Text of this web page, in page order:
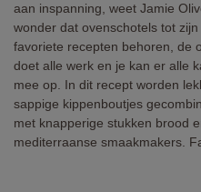
aan inspanning, weet Jamie
wonder dat ovenschotels tot zijn
favoriete recepten behoren, de
doet alle werk en je kan er alle
mee op. In dit recept worden
sappige kippenboutjes
met knapperige stukken brood
mediterraanse smaakmakers.